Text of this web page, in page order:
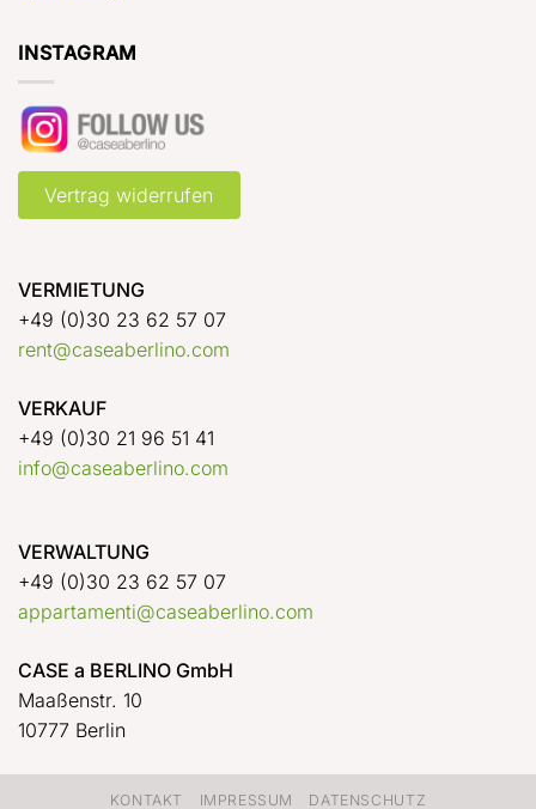
INSTAGRAM
Vertrag widerrufen
VERMIETUNG
+49 (0)30 23 62 57 07
rent@caseaberlino.com
VERKAUF
+49 (0)30 21 96 51 41
info@caseaberlino.com
VERWALTUNG
+49 (0)30 23 62 57 07
appartamenti@caseaberlino.com
CASE a BERLINO GmbH
Maaßenstr. 10
10777 Berlin
KONTAKT IMPRESSUM DATENSCHUTZ